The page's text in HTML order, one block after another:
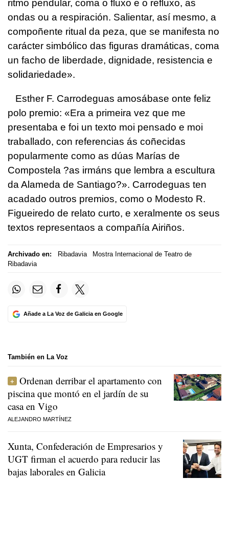
ritmo pendular, coma o fluxo e o refluxo, as
ondas ou a respiración. Salientar, así mesmo, a
compoñente ritual da peza, que se manifesta no
carácter simbólico das figuras dramáticas, coma
un facho de liberdade, dignidade, resistencia e
solidariedade».
Esther F. Carrodeguas amosábase onte feliz
polo premio: «Era a primeira vez que me
presentaba e foi un texto moi pensado e moi
traballado, con referencias ás coñecidas
popularmente como as dúas Marías de
Compostela ?as irmáns que lembra a escultura
da Alameda de Santiago?». Carrodeguas ten
acadado outros premios, como o Modesto R.
Figueiredo de relato curto, e xeralmente os seus
textos representaos a compañía Airiños.
Archivado en: Ribadavia
Mostra Internacional de Teatro de
Ribadavia
Añade a La Voz de Galicia en Google
También en La Voz
Ordenan derribar el apartamento con
piscina que montó en el jardín de su
casa en Vigo
ALEJANDRO MARTÍNEZ
Xunta, Confederación de Empresarios y
UGT firman el acuerdo para reducir las
bajas laborales en Galicia